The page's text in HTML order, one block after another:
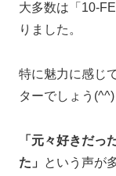
大多数は「 10-
りました。
特に魅力に感じ
ターでしょう(^^)
「元々好きだっ
た」
という声が